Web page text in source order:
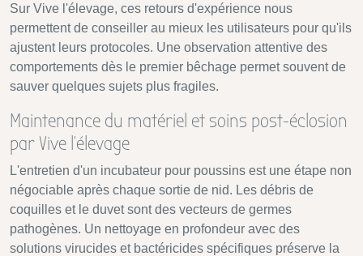
Sur Vive l'élevage, ces retours d'expérience nous
permettent de conseiller au mieux les utilisateurs pour qu'ils
ajustent leurs protocoles. Une observation attentive des
comportements dès le premier bêchage permet souvent de
sauver quelques sujets plus fragiles.
Maintenance du matériel et soins post-éclosion
par Vive l’élevage
L'entretien d'un incubateur pour poussins est une étape non
négociable après chaque sortie de nid. Les débris de
coquilles et le duvet sont des vecteurs de germes
pathogènes. Un nettoyage en profondeur avec des
solutions virucides et bactéricides spécifiques préserve la